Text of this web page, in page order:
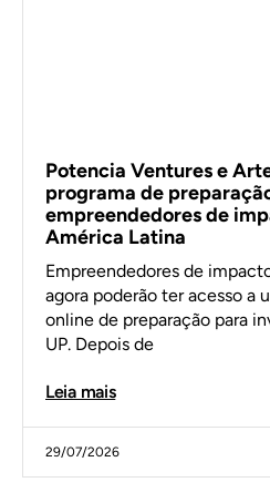
Potencia Ventures e
programa de
empreendedores de
América Latina
Empreendedores de
agora poderão ter acesso a
online de preparação para
UP. Depois de
Leia mais
29/07/2026